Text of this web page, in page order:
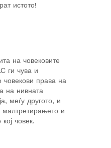
истото!
на човековите
ги чува и
човекови права на
на нивната
меѓу другото, и
малтретирањето и
човек.